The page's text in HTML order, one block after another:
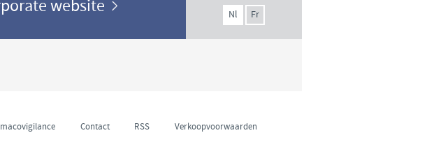
website
Nl
Fr
Contact RSS Verkoopvoorwaarden